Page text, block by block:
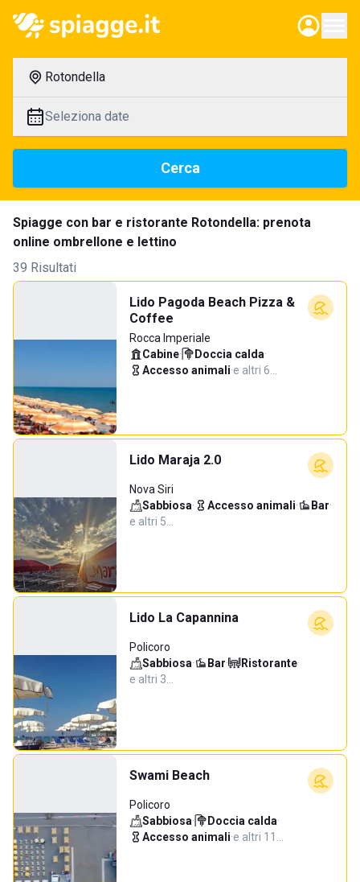
Rotondella
Seleziona date
Cerca
Spiagge con bar e ristorante Rotondella: prenota
online ombrellone e lettino
39 Risultati
Lido Pagoda Beach Pizza &
Coffee
Rocca Imperiale
Cabine· Doccia calda·
Accesso animali·e altri 6…
Lido Maraja 2.0
Nova Siri
Sabbiosa· Accesso animali· Bar·
e altri 5…
Lido La Capannina
Policoro
Sabbiosa· Bar· Ristorante·
e altri 3…
Swami Beach
Policoro
Sabbiosa· Doccia calda·
Accesso animali·e altri 11…